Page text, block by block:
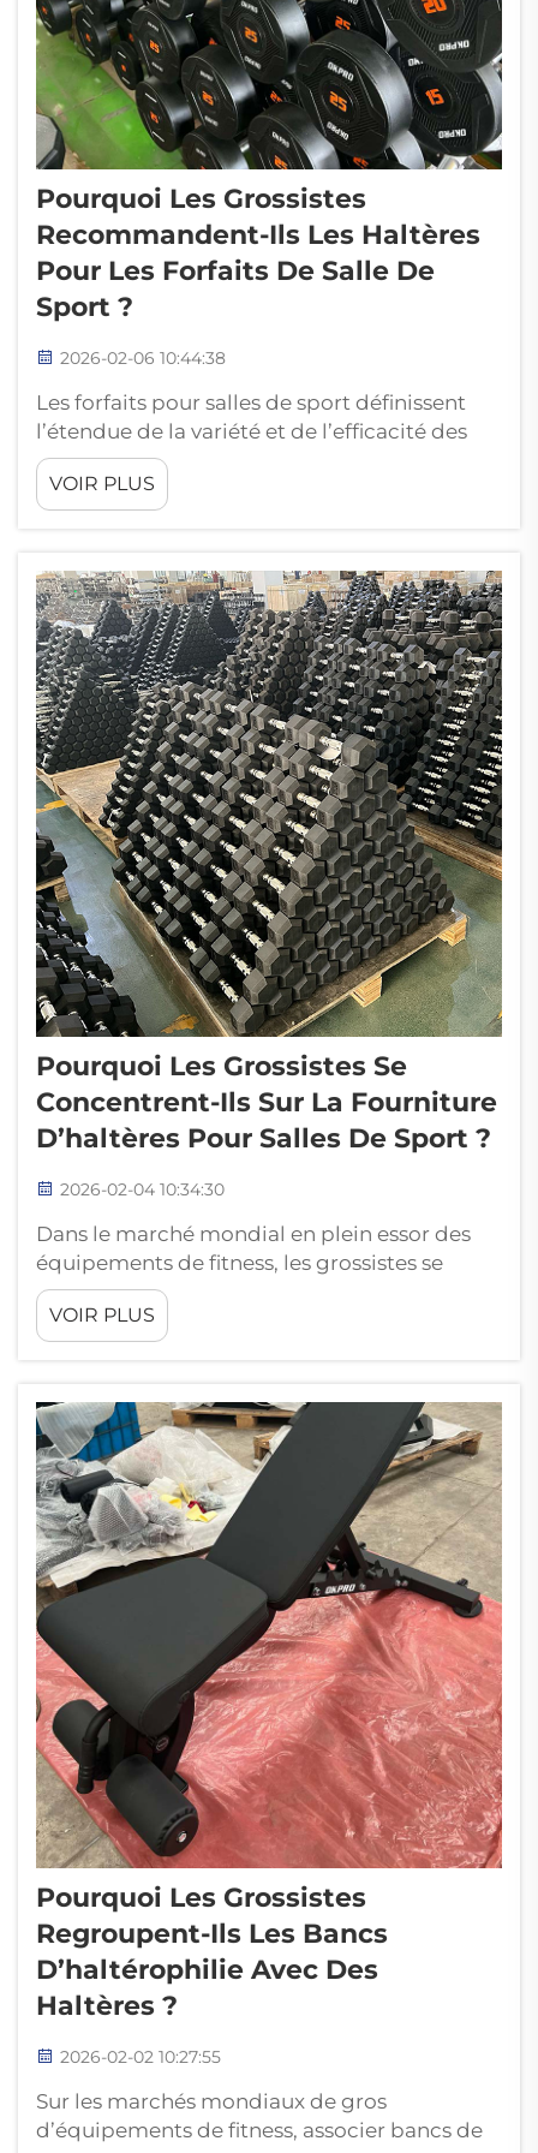
Pourquoi Les Grossistes
Recommandent-Ils Les Haltères
Pour Les Forfaits De Salle De
Sport ?
2026-02-06 10:44:38
Les forfaits pour salles de sport définissent
l’étendue de la variété et de l’efficacité des
entraînements possibles dans un centre de
fitness ou une salle de sport domestique.
Depuis de nombreuses années, OK Sporting,
professionnels, se spécialise dans la
fabrication d’haltères de haute qualité...
VOIR PLUS
Pourquoi Les Grossistes Se
Concentrent-Ils Sur La Fourniture
D’haltères Pour Salles De Sport ?
2026-02-04 10:34:30
Dans le marché mondial en plein essor des
équipements de fitness, les grossistes se
concentrent sur les haltères pour salle de
sport, en raison de leur croissance régulière et
de leur rentabilité. Après 14 ans d’expérience
de fitness OKPRO connaît bien les raisons
pour lesquelles les haltères pour salle de
sport…
VOIR PLUS
Pourquoi Les Grossistes
Regroupent-Ils Les Bancs
D’haltérophilie Avec Des
Haltères ?
2026-02-02 10:27:55
Sur les marchés mondiaux de gros
d’équipements de fitness, associer bancs de